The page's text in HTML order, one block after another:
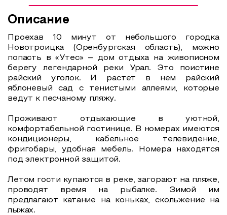
Описание
Проехав 10 минут от небольшого городка
Новотроицка (Оренбургская область), можно
попасть в «Утес» – дом отдыха на живописном
берегу легендарной реки Урал. Это поистине
райский уголок. И растет в нем райский
яблоневый сад с тенистыми аллеями, которые
ведут к песчаному пляжу.
Проживают отдыхающие в уютной,
комфортабельной гостинице. В номерах имеются
кондиционеры, кабельное телевидение,
фригобары, удобная мебель. Номера находятся
под электронной защитой.
Летом гости купаются в реке, загорают на пляже,
проводят время на рыбалке. Зимой им
предлагают катание на коньках, скольжение на
лыжах.